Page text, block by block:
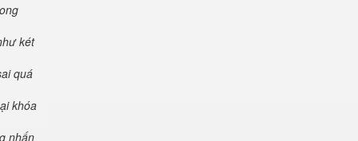
két
quá
khóa
nhấn